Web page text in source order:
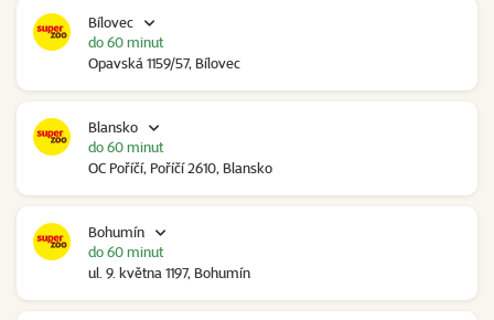
Bílovec
Opavská 1159/57, Bílovec
do 60 minut
Blansko
OC Poříčí, Poříčí 2610, Blansko
do 60 minut
Bohumín
ul. 9. května 1197, Bohumín
do 60 minut